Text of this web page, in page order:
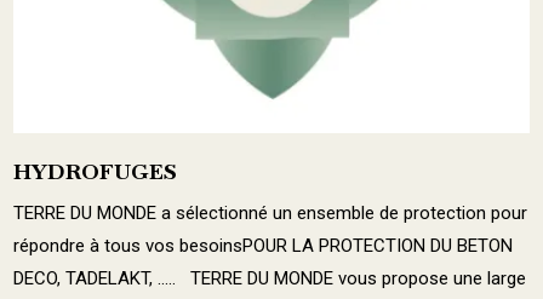
HYDROFUGES
TERRE DU MONDE a sélectionné un ensemble de protection pour
répondre à tous vos besoinsPOUR LA PROTECTION DU BETON
DECO, TADELAKT, ..... TERRE DU MONDE vous propose une large